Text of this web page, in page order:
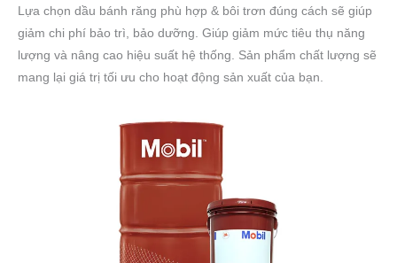
Lựa chọn dầu bánh răng phù hợp & bôi trơn đúng cách sẽ giúp
giảm chi phí bảo trì, bảo dưỡng. Giúp giảm mức tiêu thụ năng
lượng và nâng cao hiệu suất hệ thống. Sản phẩm chất lượng sẽ
mang lại giá trị tối ưu cho hoạt động sản xuất của bạn.